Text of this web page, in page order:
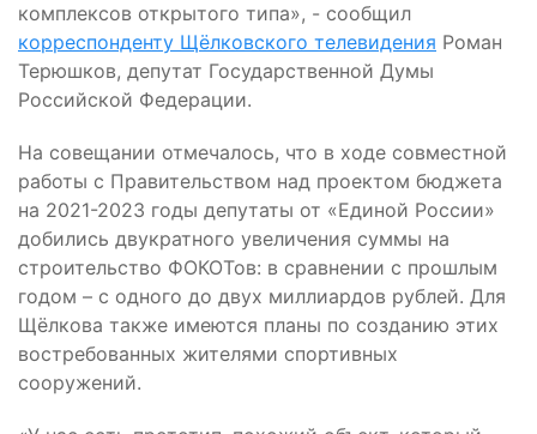
комплексов открытого типа», - сообщил
корреспонденту Щёлковского телевидения Роман
Терюшков, депутат Государственной Думы
Российской Федерации.
На совещании отмечалось, что в ходе совместной
работы с Правительством над проектом бюджета
на 2021-2023 годы депутаты от «Единой России»
добились двукратного увеличения суммы на
строительство ФОКОТов: в сравнении с прошлым
годом – с одного до двух миллиардов рублей. Для
Щёлкова также имеются планы по созданию этих
востребованных жителями спортивных
сооружений.